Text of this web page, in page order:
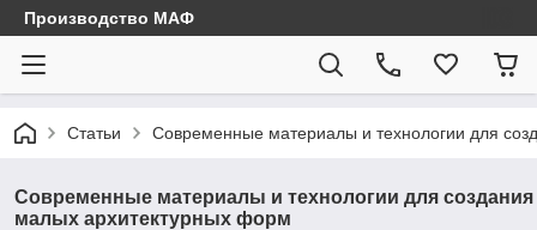
Производство МАФ
Статьи Современные материалы и технологии для
Современные материалы и технологии для создания
малых архитектурных форм